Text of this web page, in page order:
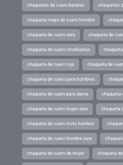
chaquetas de cuero baratas chaquetas
chaqueta negra de cuero hombre
chaqueta de cuero zara chaqueta de
chaqueta de cuero stradivarius
chaqueta de cuero roja chaqueta de
chaqueta de cuero para hombres
chaqueta de cuero para dama chaqueta
chaqueta de cuero mujer zara chaqueta
chaqueta de cuero moto hombre
chaqueta de cuero hombre zara
chaqueta de cuero de mujer chaqueta